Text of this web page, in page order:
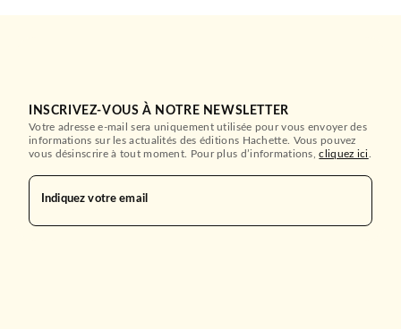
INSCRIVEZ-VOUS À NOTRE NEWSLETTER
Votre adresse e-mail sera uniquement utilisée pour vous envoyer des
informations sur les actualités des éditions Hachette. Vous pouvez
vous désinscrire à tout moment. Pour plus d’informations,cliquez ici
Indiquez votre email